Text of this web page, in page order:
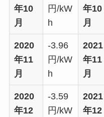
年10
月
円/kW
h
年10
月
2020
年11
月
-3.96
円/kW
h
2021
年11
月
2020
年12
-3.59
円/kW
2021
年12